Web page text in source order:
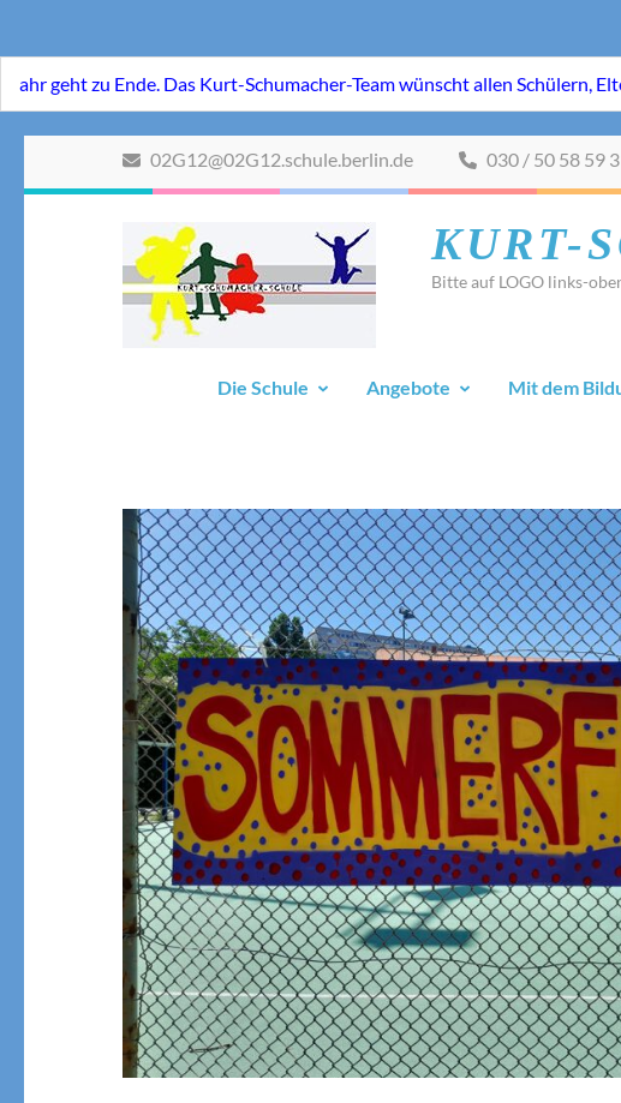
(Eingabetaste
02G12@02G12.schule.berlin.de 030 / 50 58 59
KURT-
Bitte auf LOGO links-
Die Schule Angebote Mit dem